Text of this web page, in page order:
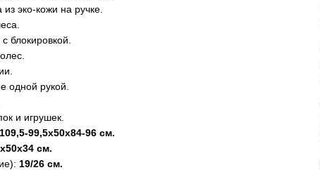
эко-кожи на ручке.
блокировкой.
одной рукой.
и игрушек.
109,5-99,5х50х84-96 см.
см.
19/26 см.